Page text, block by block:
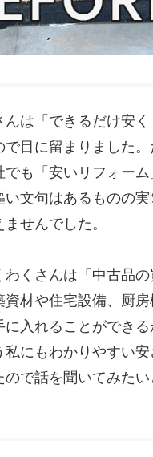
んは「できるだけ安く
で目に留まりました。
でも「安いリフォーム
い文句はあるものの実
せんでした。
わくさんは「中古品
資材や住宅設備、厨房
に入れることができる
私にもわかりやすい安
ので話を聞いてみたい